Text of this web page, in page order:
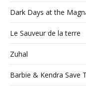
Dark Days at the
Le Sauveur de la terre
Zuhal
Barbie & Kendra Save